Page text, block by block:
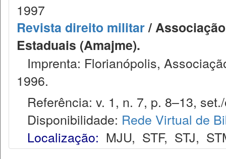
1997
Revista direito militar/
Estaduais (Amajme).
Imprenta: Florianópolis,
1996.
Referência: v. 1, n. 7, p. 8–13,
Disponibilidade: Rede Virtual de
Localização: MJU, STF, STJ,